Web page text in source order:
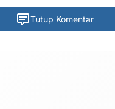
Tutup Komentar